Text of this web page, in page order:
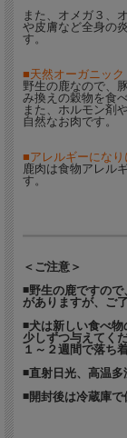
また、オメガ３、
や皮膚など全身の
す。
■天然オーガニック
野生の鹿なので、
み換えの穀物を食
また、ホルモン剤
自然なお肉です。
■アレルギーになり
鹿肉は食物アレル
す。
＜ご注意＞
◾野生の鹿ですの
がありますが、ご
◾犬は新しい食べ
少しずつ与えてくだ
１～２週間で落ち
◾直射日光、高温
◾開封後は冷蔵庫